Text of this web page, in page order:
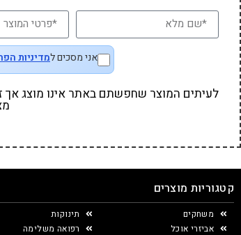
אני מסכים למדיניות
לעיתים המוצר שחפשתם באתר אינו מוצג אך
קטגוריות מוצרים
משחקים
אביזרי אוכל
תינוקות
רפואה משלימה